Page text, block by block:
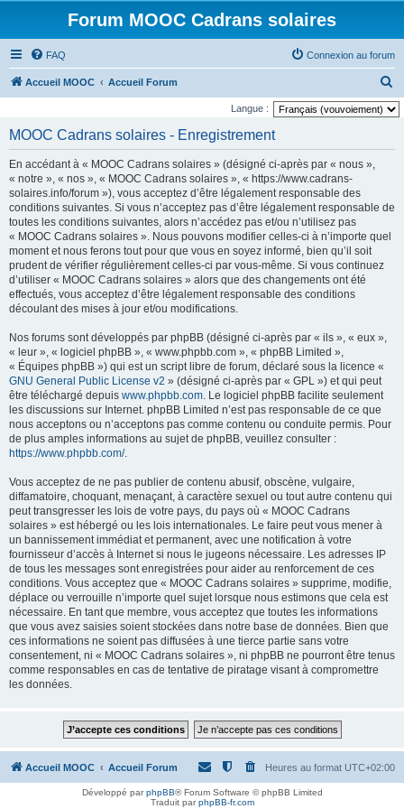
Forum MOOC Cadrans solaires
FAQ Connexion au forum
Accueil MOOC Accueil Forum
e
Langue :
MOOC Cadrans solaires - Enregistrement
En accédant à « MOOC Cadrans solaires » (désigné ci-après par « nous »,
« notre », « nos », « MOOC Cadrans solaires », « https://www.cadrans-
solaires.info/forum »), vous acceptez d’être légalement responsable des
conditions suivantes. Si vous n’acceptez pas d’être légalement responsable de
toutes les conditions suivantes, alors n’accédez pas et/ou n’utilisez pas
« MOOC Cadrans solaires ». Nous pouvons modifier celles-ci à n’importe quel
moment et nous ferons tout pour que vous en soyez informé, bien qu’il soit
prudent de vérifier régulièrement celles-ci par vous-même. Si vous continuez
d’utiliser « MOOC Cadrans solaires » alors que des changements ont été
effectués, vous acceptez d’être légalement responsable des conditions
découlant des mises à jour et/ou modifications.
Nos forums sont développés par phpBB (désigné ci-après par « ils », « eux »,
« leur », « logiciel phpBB », « www.phpbb.com », « phpBB Limited »,
« Équipes phpBB ») qui est un script libre de forum, déclaré sous la licence «
GNU General Public License v2 » (désigné ci-après par « GPL ») et qui peut
être téléchargé depuis www.phpbb.com. Le logiciel phpBB facilite seulement
les discussions sur Internet. phpBB Limited n’est pas responsable de ce que
nous acceptons ou n’acceptons pas comme contenu ou conduite permis. Pour
de plus amples informations au sujet de phpBB, veuillez consulter :
https://www.phpbb.com/.
Vous acceptez de ne pas publier de contenu abusif, obscène, vulgaire,
diffamatoire, choquant, menaçant, à caractère sexuel ou tout autre contenu qui
peut transgresser les lois de votre pays, du pays où « MOOC Cadrans
solaires » est hébergé ou les lois internationales. Le faire peut vous mener à
un bannissement immédiat et permanent, avec une notification à votre
fournisseur d’accès à Internet si nous le jugeons nécessaire. Les adresses IP
de tous les messages sont enregistrées pour aider au renforcement de ces
conditions. Vous acceptez que « MOOC Cadrans solaires » supprime, modifie,
déplace ou verrouille n’importe quel sujet lorsque nous estimons que cela est
nécessaire. En tant que membre, vous acceptez que toutes les informations
que vous avez saisies soient stockées dans notre base de données. Bien que
ces informations ne soient pas diffusées à une tierce partie sans votre
consentement, ni « MOOC Cadrans solaires », ni phpBB ne pourront être tenus
comme responsables en cas de tentative de piratage visant à compromettre
les données.
Accueil MOOC Accueil Forum Heures au format UTC+02:00
Développé parphpBB® Forum Software © phpBB Limited
Traduit parphpBB-fr.com